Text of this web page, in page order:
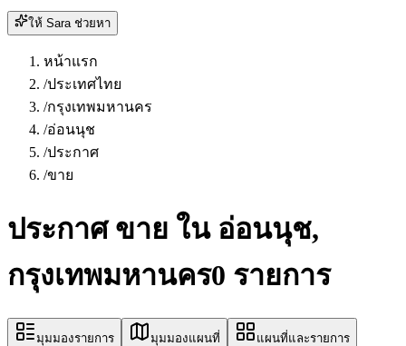
ให้ Sara ช่วยหา
หน้าแรก
/ประเทศไทย
/กรุงเทพมหานคร
/อ่อนนุช
/ประกาศ
/ขาย
ประกาศ ขาย ใน อ่อนนุช,
กรุงเทพมหานคร0 รายการ
มุมมองรายการ มุมมองแผนที่ แผนที่และรายการ